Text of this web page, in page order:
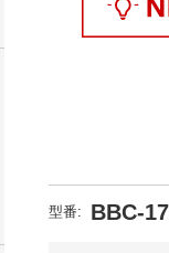
型番: BBC-